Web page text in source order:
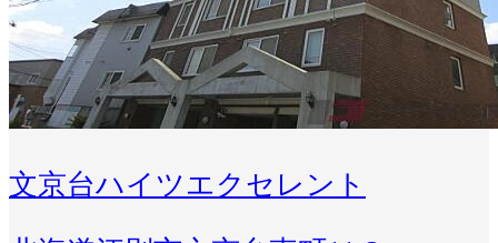
文京台ハイツエクセレント